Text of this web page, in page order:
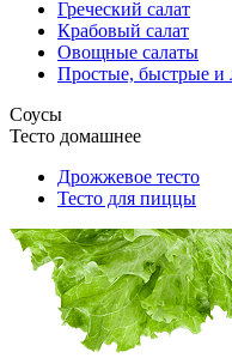
Греческий салат
Крабовый салат
Овощные салаты
Простые, быстрые и
Соусы
Тесто домашнее
Дрожжевое тесто
Тесто для пиццы